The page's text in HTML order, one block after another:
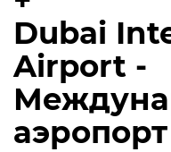
Dubai
Airport -